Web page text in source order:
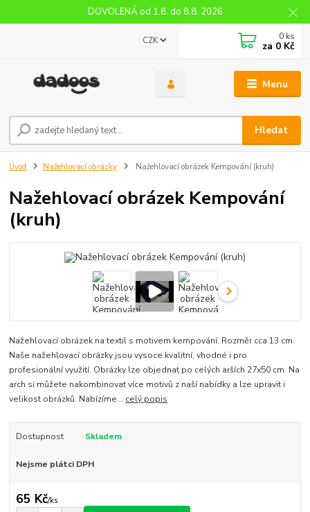
DOVOLENÁ od 1.8. do 8.8. 2026
Menu
CZK
Hledat
0 ks
za 0 Kč
Úvod Nažehlovací obrázky Nažehlovací obrázek Kempování (kruh)
Nažehlovací obrázek Kempování
(kruh)
Nažehlovací obrázek na textil s motivem kempování. Rozměr cca 13 cm.
Naše nažehlovací obrázky jsou vysoce kvalitní, vhodné i pro
profesionální využití. Obrázky lze objednat po celých arších 27x50 cm. Na
arch si můžete nakombinovat více motivů z naší nabídky a lze upravit i
velikost obrázků. Nabízíme... celý popis
Dostupnost Skladem
Nejsme plátci DPH
65 Kč/ks